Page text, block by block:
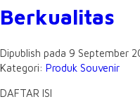
Berkualitas
Dipublish pada 9 September
Kategori: Produk Souvenir
DAFTAR ISI